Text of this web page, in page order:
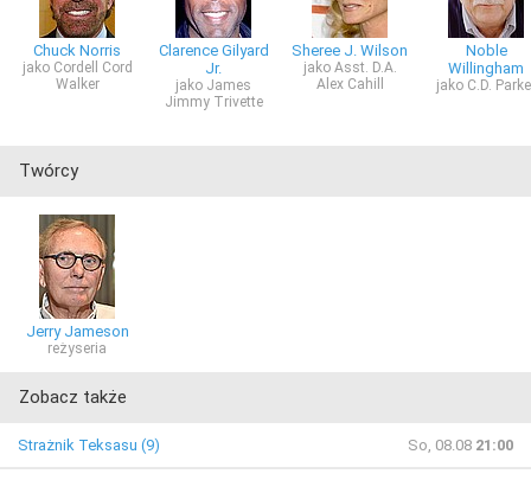
Chuck Norris
jako Cordell Cord
Walker
Clarence Gilyard
Jr.
jako James
Jimmy Trivette
Sheree J. Wilson
jako Asst. D.A.
Alex Cahill
Noble
Willingham
jako C.D.
Twórcy
Jerry Jameson
reżyseria
Zobacz także
Strażnik Teksasu (9) So, 08.08 21:00